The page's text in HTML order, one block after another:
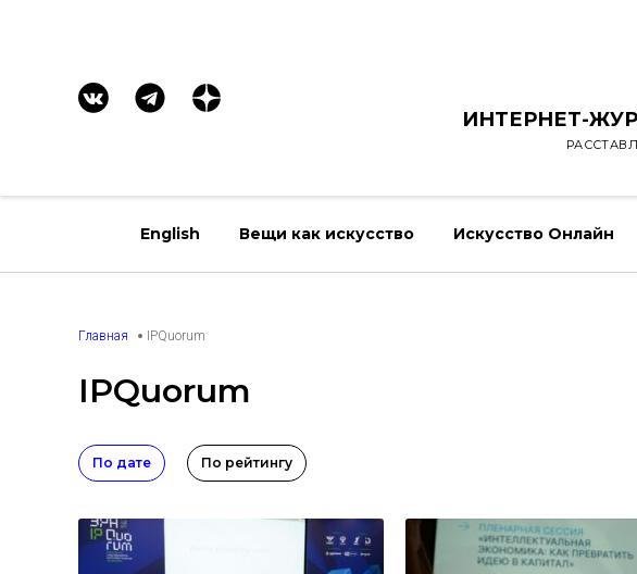
ИНТЕРНЕТ-
English Вещи как искусство Искусство Онлайн
Главная IPQuorum
IPQuorum
По дате По рейтингу